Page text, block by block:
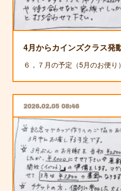
６，７月の予定（5月のお便り）
2026.02.05 08:46